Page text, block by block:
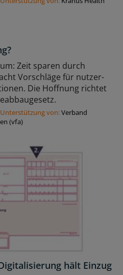
Zeit sparen durch
Vorschläge für nutzer-
Die Hoffnung richtet
von:Verband
(vfa)
hält Einzug